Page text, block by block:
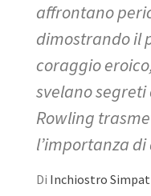
affrontano
dimostrando il
coraggio
svelano segreti
Rowling
l’importanza
Di Inchiostro